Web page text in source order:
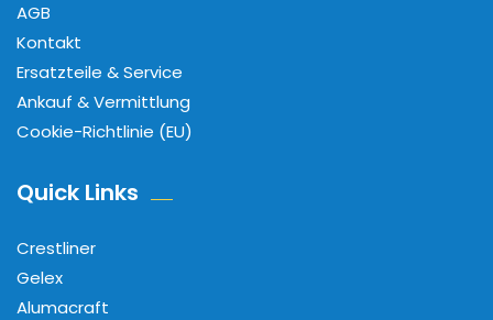
AGB
Kontakt
Ersatzteile & Service
Ankauf & Vermittlung
Cookie-Richtlinie (EU)
Quick Links
Crestliner
Gelex
Alumacraft